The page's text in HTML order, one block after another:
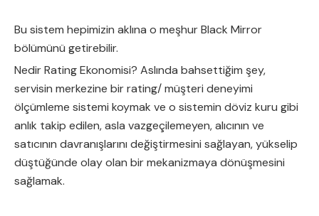
Bu sistem hepimizin aklına o meşhur Black Mirror
bölümünü getirebilir.
Nedir Rating Ekonomisi? Aslında bahsettiğim şey,
servisin merkezine bir rating/ müşteri deneyimi
ölçümleme sistemi koymak ve o sistemin döviz kuru gibi
anlık takip edilen, asla vazgeçilemeyen, alıcının ve
satıcının davranışlarını değiştirmesini sağlayan, yükselip
düştüğünde olay olan bir mekanizmaya dönüşmesini
sağlamak.